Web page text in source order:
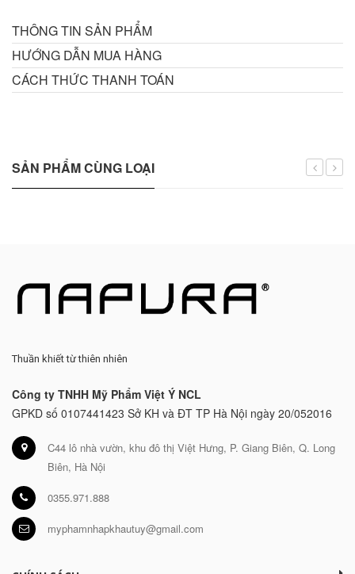
THÔNG TIN SẢN PHẨM
HƯỚNG DẪN MUA HÀNG
CÁCH THỨC THANH TOÁN
SẢN PHẨM CÙNG LOẠI
Thuần khiết từ thiên nhiên
Công ty TNHH Mỹ Phẩm Việt Ý NCL
GPKD số 0107441423 Sở KH và ĐT TP Hà Nội ngày 20/052016
C44 lô nhà vườn, khu đô thị Việt Hưng, P. Giang Biên, Q. Long
Biên, Hà Nội
0355.971.888
myphamnhapkhautuy@gmail.com